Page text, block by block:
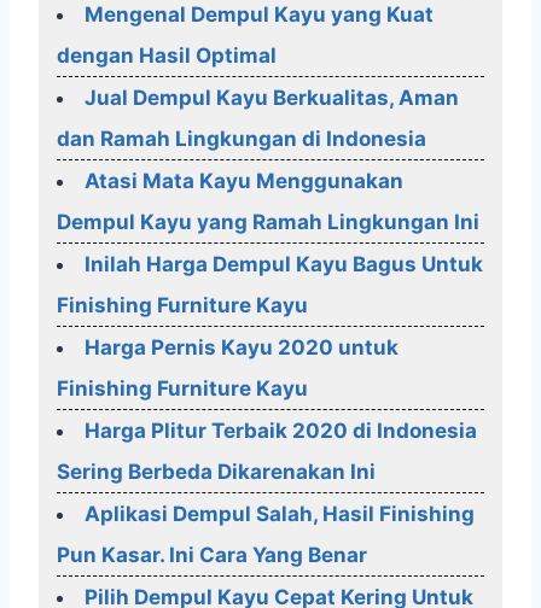
Mengenal Dempul Kayu yang Kuat
dengan Hasil Optimal
Jual Dempul Kayu Berkualitas, Aman
dan Ramah Lingkungan di Indonesia
Atasi Mata Kayu Menggunakan
Dempul Kayu yang Ramah Lingkungan Ini
Inilah Harga Dempul Kayu Bagus Untuk
Finishing Furniture Kayu
Harga Pernis Kayu 2020 untuk
Finishing Furniture Kayu
Harga Plitur Terbaik 2020 di Indonesia
Sering Berbeda Dikarenakan Ini
Aplikasi Dempul Salah, Hasil Finishing
Pun Kasar. Ini Cara Yang Benar
Pilih Dempul Kayu Cepat Kering Untuk